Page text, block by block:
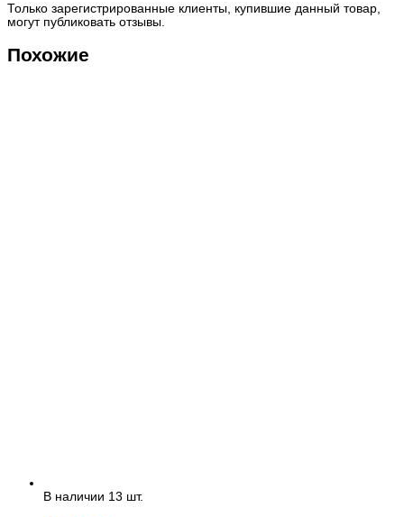
Только зарегистрированные клиенты, купившие данный товар,
могут публиковать отзывы.
Похожие
В наличии 13 шт.